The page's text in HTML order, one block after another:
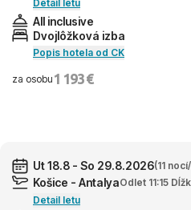
Detail letu
All inclusive
Dvojlôžková izba
Popis hotela od CK
za osobu 1 193 €
Ut 18.8 - So 29.8.2026(11
Košice - AntalyaOdlet 11:15
Detail letu